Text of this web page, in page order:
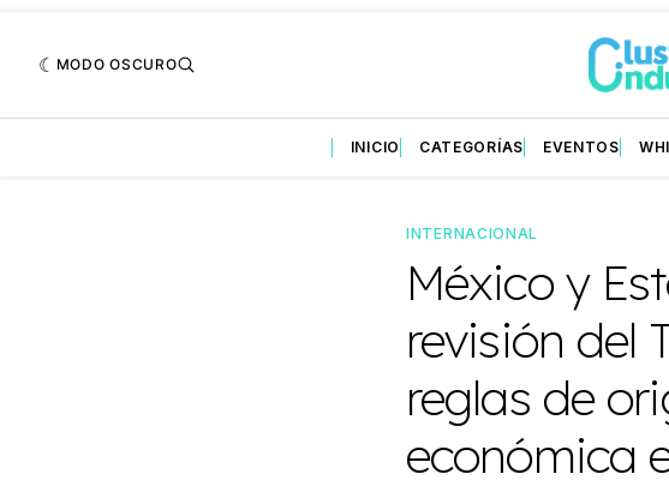
MODO OSCURO
INICIO CATEGORÍAS EVENTOS
INTERNACIONAL
México y
revisión del
reglas de
económica